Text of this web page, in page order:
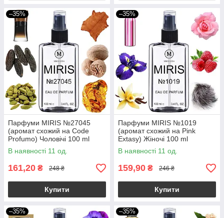
–35%
Парфуми MIRIS №27045
(аромат схожий на Code
Profumo) Чоловічі 100 ml
В наявності 11 од.
161,20 ₴ 248 ₴
Купити
–35%
Парфуми MIRIS №1019
(аромат схожий на Pink
Extasy) Жіночі 100 ml
В наявності 11 од.
159,90 ₴ 246 ₴
Купити
–35% –35%